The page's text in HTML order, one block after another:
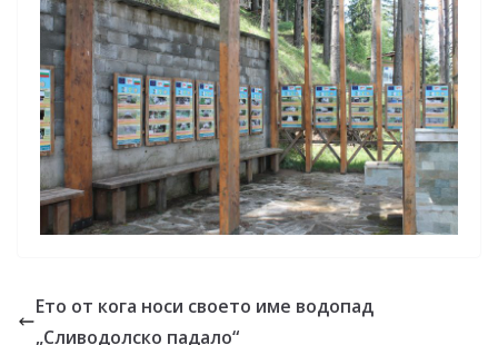
Ето от кога носи своето име водопад
„Сливодолско падало“